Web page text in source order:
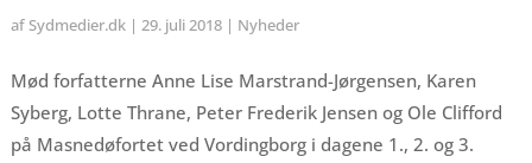
af Sydmedier.dk| 29. juli 2018| Nyheder
Mød forfatterne Anne Lise Marstrand-Jørgensen, Karen
Syberg, Lotte Thrane, Peter Frederik Jensen og Ole Clifford
på Masnedøfortet ved Vordingborg i dagene 1., 2. og 3.